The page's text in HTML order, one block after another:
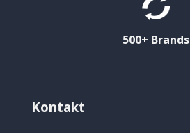
500+ Brands
Kontakt